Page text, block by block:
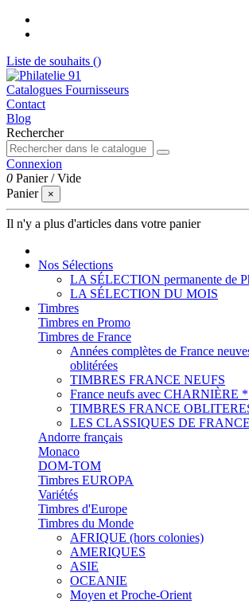
Liste de souhaits ()
Catalogues Fournisseurs
Contact
Blog
Rechercher
Connexion
0 Panier /Vide
Panier
×
Il n'y a plus d'articles dans votre panier
Nos Sélections
LA SÉLECTION permanente de
LA SÉLECTION DU MOIS
Timbres
Timbres en Promo
Timbres de France
Années complètes de France
oblitérées
TIMBRES FRANCE NEUFS
France neufs avec CHARNIÈRE *
TIMBRES FRANCE
LES CLASSIQUES DE FRANCE
Andorre français
Monaco
DOM-TOM
Timbres EUROPA
Variétés
Timbres d'Europe
Timbres du Monde
AFRIQUE (hors colonies)
AMERIQUES
ASIE
OCEANIE
Moyen et Proche-Orient